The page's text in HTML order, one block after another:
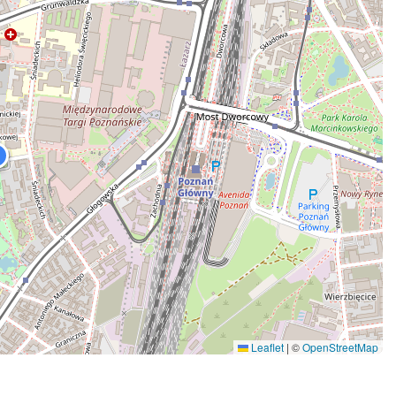
Leaflet | ©OpenStreetMap